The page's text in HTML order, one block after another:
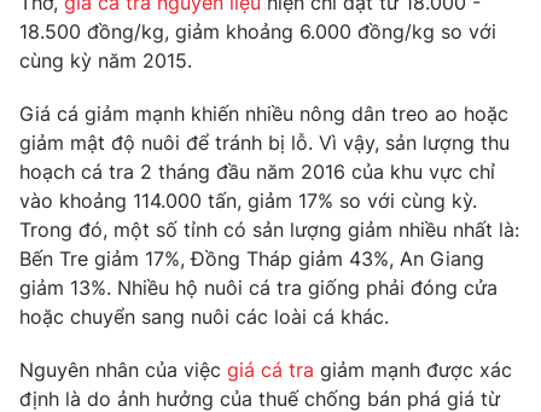
Câu chuyện quốc tế
Tài chính
Thị trường
Góc doanh nghiệp
Dữ liệu và đời sống
Truyền hình
Phim VTV
Hậu trường
Nhân vật
Khán giả
Giải sao mai
Giải trí
Điện ảnh
Âm nhạc
Sao
Đời sống
Du lịch
Chất lượng cuộc sống
Giáo dục
Tuyển sinh
Công nghệ
18.500 đồng/kg, giảm khoảng 6.000 đồng/kg so với
cùng kỳ năm 2015.
Giá cá giảm mạnh khiến nhiều nông dân treo ao hoặc
giảm mật độ nuôi để tránh bị lỗ. Vì vậy, sản lượng thu
hoạch cá tra 2 tháng đầu năm 2016 của khu vực chỉ
vào khoảng 114.000 tấn, giảm 17% so với cùng kỳ.
Trong đó, một số tỉnh có sản lượng giảm nhiều nhất là:
Bến Tre giảm 17%, Đồng Tháp giảm 43%, An Giang
giảm 13%. Nhiều hộ nuôi cá tra giống phải đóng cửa
hoặc chuyển sang nuôi các loài cá khác.
Nguyên nhân của việc giá cá tra giảm mạnh được xác
định là do ảnh hưởng của thuế chống bán phá giá từ